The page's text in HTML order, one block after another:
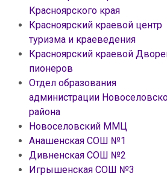
Красноярского края
Красноярский краевой центр
туризма и краеведения
Красноярский краевой
пионеров
Отдел образования
администрации
района
Новоселовский ММЦ
Анашенская СОШ №1
Дивненская СОШ №2
Игрышенская СОШ №3